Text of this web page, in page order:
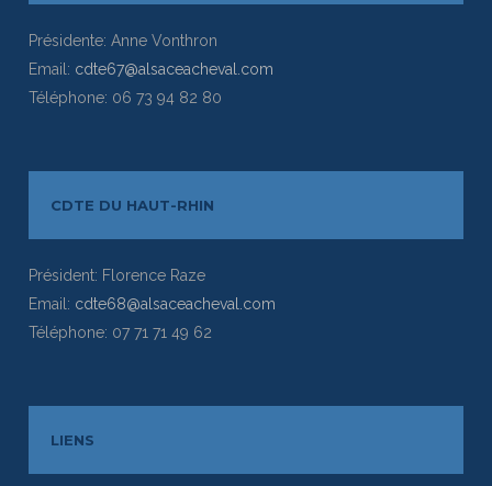
Présidente: Anne Vonthron
Email: cdte67@alsaceacheval.com
Téléphone: 06 73 94 82 80
CDTE DU HAUT-RHIN
Président: Florence Raze
Email: cdte68@alsaceacheval.com
Téléphone: 07 71 71 49 62
LIENS